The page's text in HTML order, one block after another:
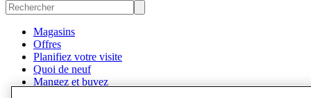
Magasins
Offres
Planifiez votre visite
Quoi de neuf
Mangez et buvez